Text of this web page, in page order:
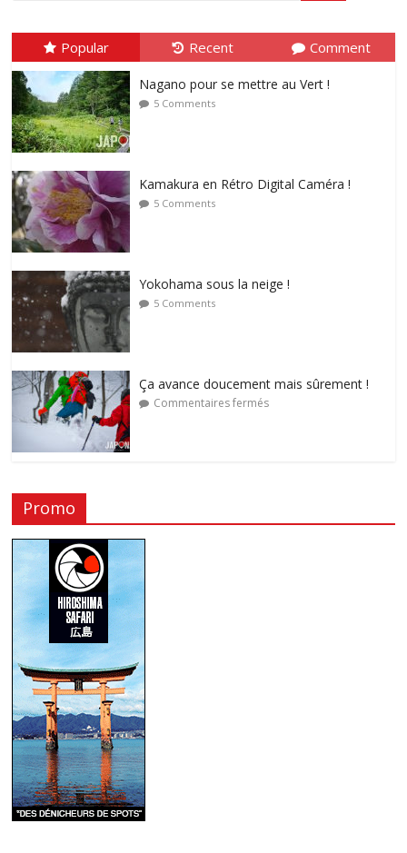
Popular Recent Comment
Nagano pour se mettre au Vert !
5 Comments
Kamakura en Rétro Digital Caméra !
5 Comments
Yokohama sous la neige !
5 Comments
Ça avance doucement mais sûrement !
Commentaires fermés
Promo